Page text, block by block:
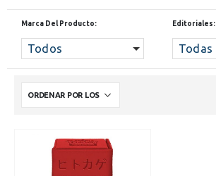
Marca Del Producto:
Todos
Editoriales:
Todas